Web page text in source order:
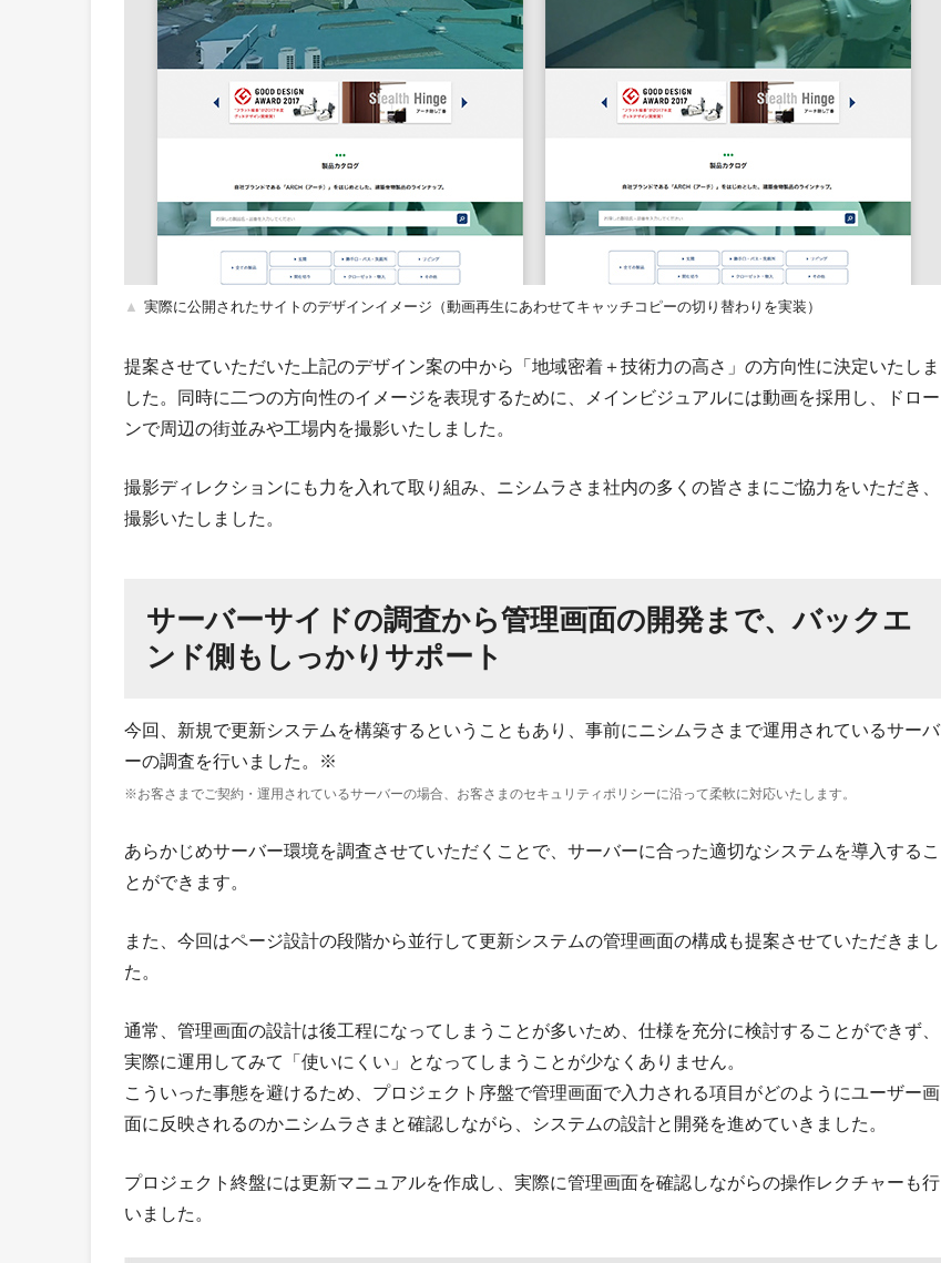
実際に公開されたサイトのデザインイメージ（動画再生にあわせてキャッチコピーの切り替わりを実装）
提案させていただいた上記のデザイン案の中から「地域密着＋技術力の高さ」の方向性に決定いたしま
した。同時に二つの方向性のイメージを表現するために、メインビジュアルには動画を採用し、ドロー
ンで周辺の街並みや工場内を撮影いたしました。
撮影ディレクションにも力を入れて取り組み、ニシムラさま社内の多くの皆さまにご協力をいただき、
撮影いたしました。
サーバーサイドの調査から管理画面の開発まで、バックエ
ンド側もしっかりサポート
今回、新規で更新システムを構築するということもあり、事前にニシムラさまで運用されているサーバ
ーの調査を行いました。※
※お客さまでご契約・運用されているサーバーの場合、お客さまのセキュリティポリシーに沿って柔軟に対応いたします。
あらかじめサーバー環境を調査させていただくことで、サーバーに合った適切なシステムを導入するこ
とができます。
また、今回はページ設計の段階から並行して更新システムの管理画面の構成も提案させていただきまし
た。
通常、管理画面の設計は後工程になってしまうことが多いため、仕様を充分に検討することができず、
実際に運用してみて「使いにくい」となってしまうことが少なくありません。
こういった事態を避けるため、プロジェクト序盤で管理画面で入力される項目がどのようにユーザー画
面に反映されるのかニシムラさまと確認しながら、システムの設計と開発を進めていきました。
プロジェクト終盤には更新マニュアルを作成し、実際に管理画面を確認しながらの操作レクチャーも行
いました。